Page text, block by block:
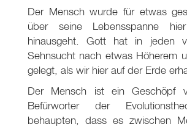
Der Mensch wurde für etwas
über seine Lebensspanne
hinausgeht. Gott hat in jeden
Sehnsucht nach etwas Höherem
gelegt, als wir hier auf der Erde
Der Mensch ist ein Geschöpf
Befürworter der
behaupten, dass es zwischen